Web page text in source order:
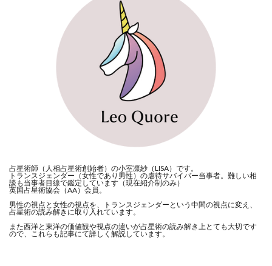
占星術師（人相占星術創始者）の小室凛紗（LISA）です。
トランスジェンダー（女性であり男性）の虐待サバイバー当事者。難しい相
談も当事者目線で鑑定しています（現在紹介制のみ）
英国占星術協会（AA）会員。
男性の視点と女性の視点を、トランスジェンダーという中間の視点に変え、
占星術の読み解きに取り入れています。
また西洋と東洋の価値観や視点の違いが占星術の読み解き上とても大切です
ので、これらも記事にて詳しく解説しています。